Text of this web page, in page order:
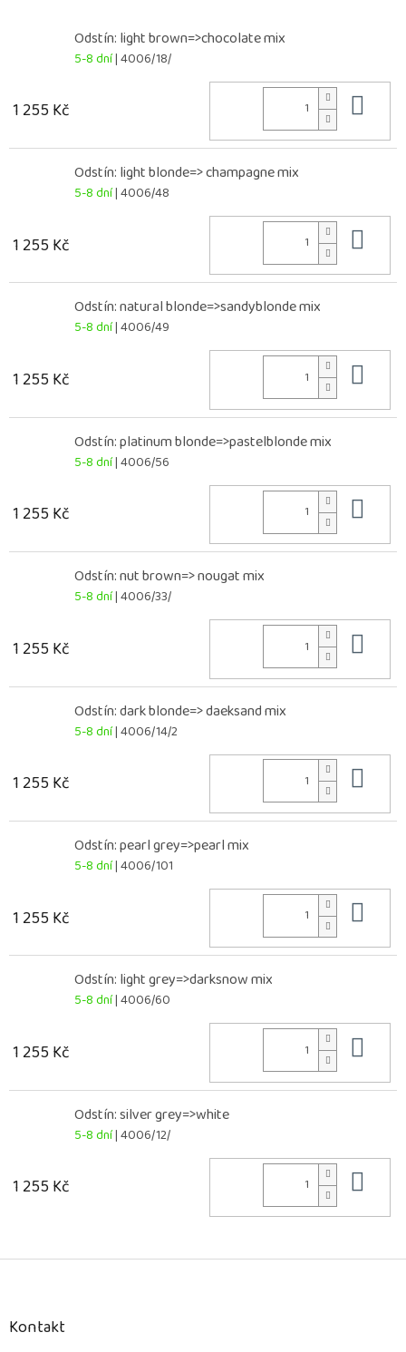
Odstín: light brown=>chocolate mix
5-8 dní| 4006/18/
1 255 Kč
Odstín: light blonde=> champagne mix
5-8 dní| 4006/48
1 255 Kč
Odstín: natural blonde=>sandyblonde mix
5-8 dní| 4006/49
1 255 Kč
Odstín: platinum blonde=>pastelblonde mix
5-8 dní| 4006/56
1 255 Kč
Odstín: nut brown=> nougat mix
5-8 dní| 4006/33/
1 255 Kč
Odstín: dark blonde=> daeksand mix
5-8 dní| 4006/14/2
1 255 Kč
Odstín: pearl grey=>pearl mix
5-8 dní| 4006/101
1 255 Kč
Odstín: light grey=>darksnow mix
5-8 dní| 4006/60
1 255 Kč
Odstín: silver grey=>white
5-8 dní| 4006/12/
1 255 Kč
Z
Kontakt